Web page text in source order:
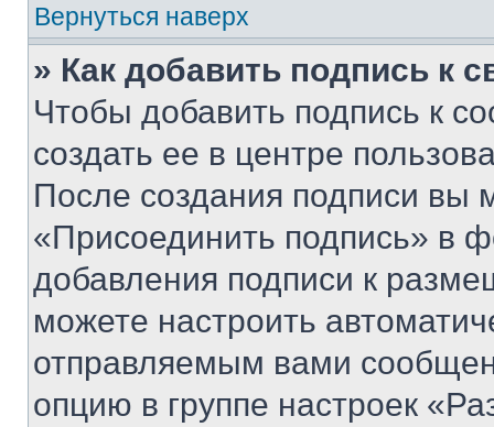
Вернуться наверх
» Как добавить подпись к
Чтобы добавить подпись к
создать ее в центре
После создания подписи вы
«Присоединить подпись» в
добавления подписи к
можете настроить
отправляемым вами
опцию в группе настроек